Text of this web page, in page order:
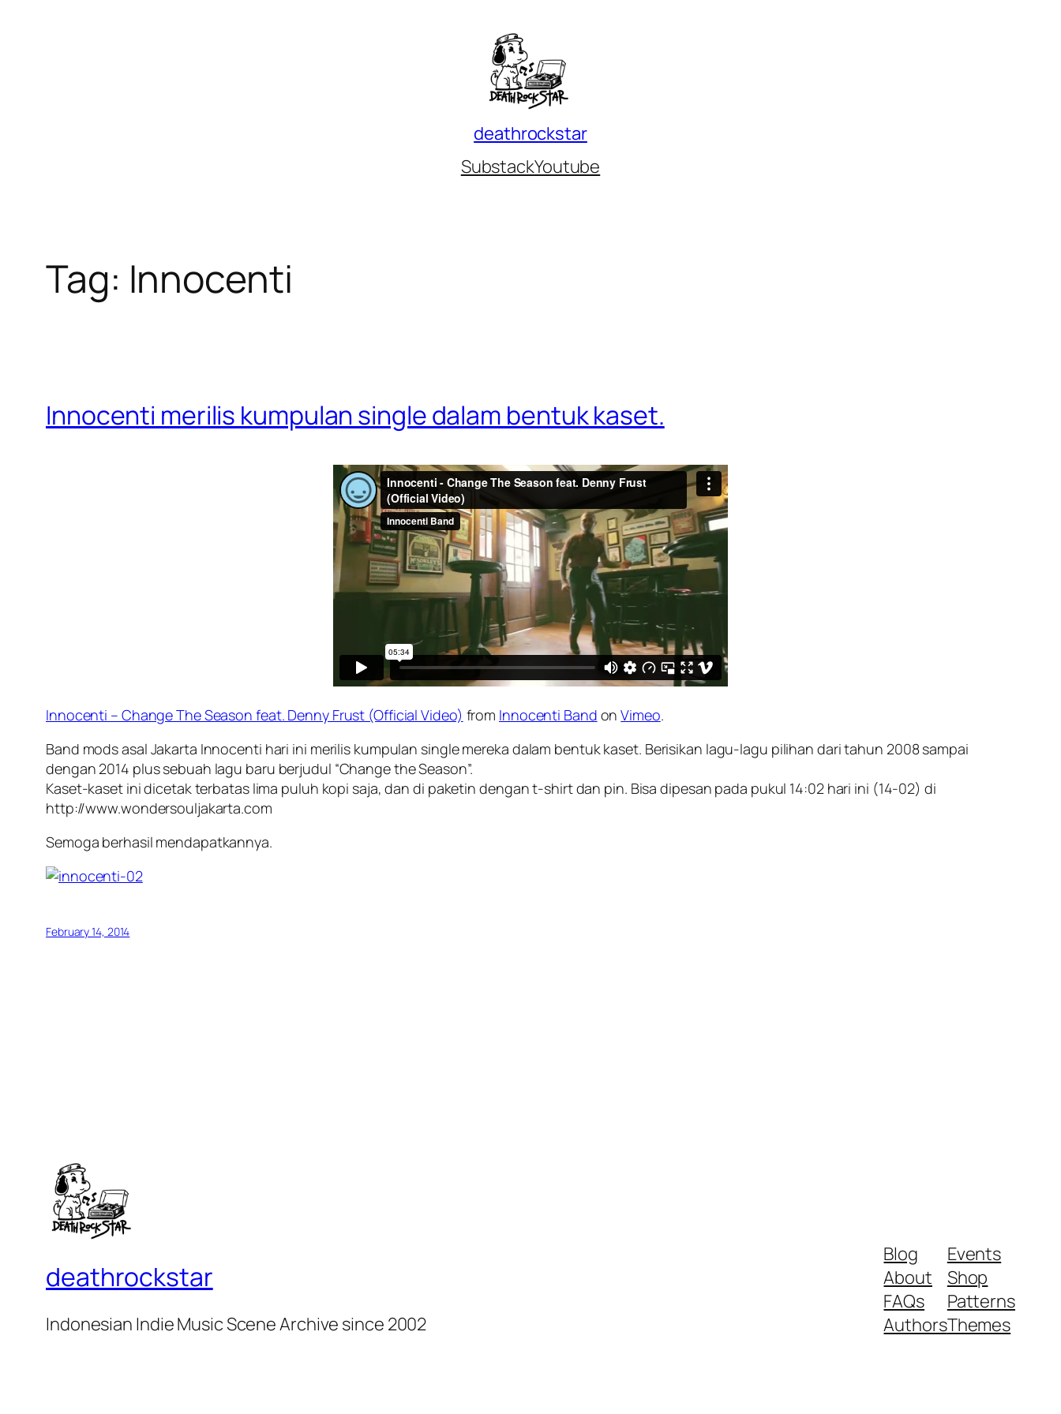
deathrockstar
SubstackYoutube
Tag: Innocenti
Innocenti merilis kumpulan single dalam bentuk kaset.
Innocenti – Change The Season feat. Denny Frust (Official Video) from Innocenti Band onVimeo.
Band mods asal Jakarta Innocenti hari ini merilis kumpulan single mereka dalam bentuk kaset. Berisikan lagu-lagu pilihan dari tahun 2008 sampai
dengan 2014 plus sebuah lagu baru berjudul “Change the Season”.
Kaset-kaset ini dicetak terbatas lima puluh kopi saja, dan di paketin dengan t-shirt dan pin. Bisa dipesan pada pukul 14:02 hari ini (14-02) di
http://www.wondersouljakarta.com
Semoga berhasil mendapatkannya.
February 14, 2014
deathrockstar
Indonesian Indie Music Scene Archive since 2002
Blog
About
FAQs
Authors
Events
Shop
Patterns
Themes